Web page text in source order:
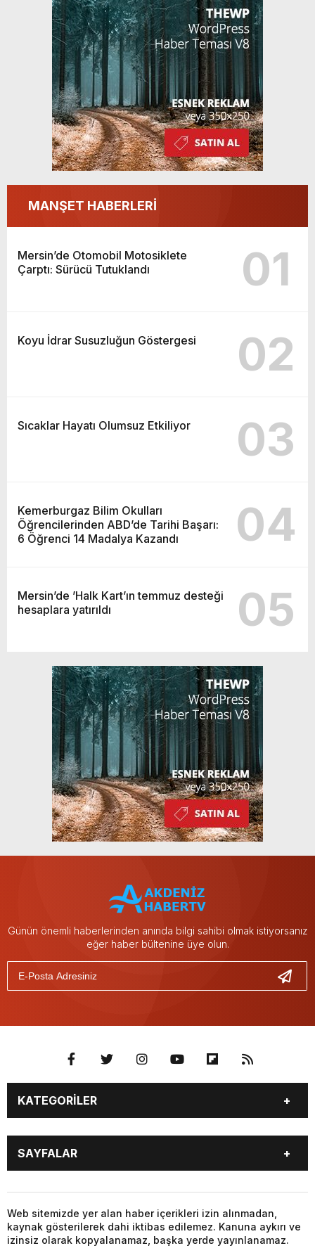
MANŞET HABERLERİ
Mersin’de Otomobil Motosiklete
Çarptı: Sürücü Tutuklandı
01
Koyu İdrar Susuzluğun Göstergesi 02
Sıcaklar Hayatı Olumsuz Etkiliyor 03
Kemerburgaz Bilim Okulları
Öğrencilerinden ABD’de Tarihi Başarı:
6 Öğrenci 14 Madalya Kazandı
04
Mersin’de ’Halk Kart’ın temmuz desteği
hesaplara yatırıldı
05
Günün önemli haberlerinden anında bilgi sahibi olmak istiyorsanız
eğer haber bültenine üye olun.
KATEGORİLER
GÜNDEM
SEKTÖR ÖZEL
DÜNYA
EKONOMİ
SPOR
SAYFALAR
DÜNYA
SİYASET
EKONOMİ
SPOR
Web sitemizde yer alan haber içerikleri izin alınmadan,
kaynak gösterilerek dahi iktibas edilemez. Kanuna aykırı ve
izinsiz olarak kopyalanamaz, başka yerde yayınlanamaz.